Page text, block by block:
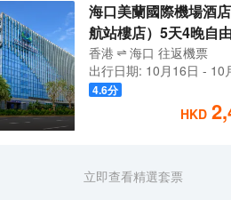
海口美蘭國際機場酒
航站樓店）5天4晚自
香港 海口 往返機票
出行日期: 10月16日 - 10
4.6分
HKD
立即查看精選套票